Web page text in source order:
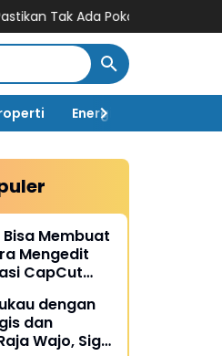
Pokok Pikiran DPRD di Dinas
Energi
Membuat
Mengedit
CapCut
dengan
dan
Wajo, Sigit